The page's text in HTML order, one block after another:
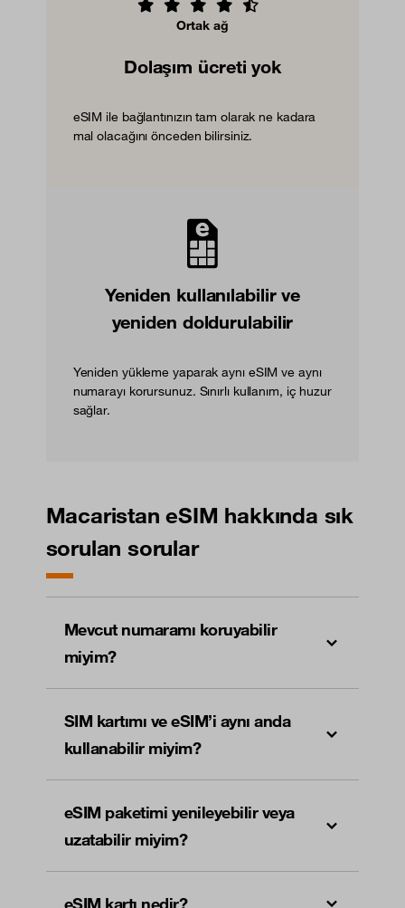
Ortak ağ
Dolaşım ücreti yok
eSIM ile bağlantınızın tam olarak ne kadara
mal olacağını önceden bilirsiniz.
Yeniden kullanılabilir ve
yeniden doldurulabilir
Yeniden yükleme yaparak aynı eSIM ve aynı
numarayı korursunuz. Sınırlı kullanım, iç huzur
sağlar.
Macaristan eSIM hakkında sık
sorulan sorular
Mevcut numaramı koruyabilir
miyim?
SIM kartımı ve eSIM’i aynı anda
kullanabilir miyim?
eSIM paketimi yenileyebilir veya
uzatabilir miyim?
eSIM kartı nedir?